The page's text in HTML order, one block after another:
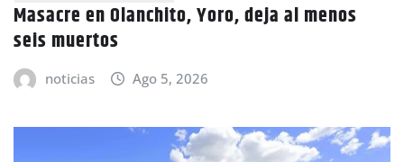
Masacre en Olanchito, Yoro, deja al menos
seis muertos
noticias Ago 5, 2026